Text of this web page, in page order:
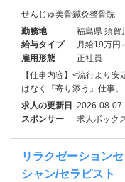
せんじゅ美骨鍼灸整骨院
勤務地
福島県 須賀
給与タイプ
月給19万円
雇用形態
正社員
【仕事内容】<流行より
はなく『寄り添う』仕事
求人の更新日 2026-08-07
スポンサー
求人ボック
リラクゼーション
シャン/セラピスト